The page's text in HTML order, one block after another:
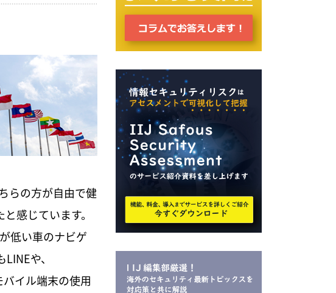
らの方が自由で健
感じています。
低い車のナビゲ
や、
イル端末の使用